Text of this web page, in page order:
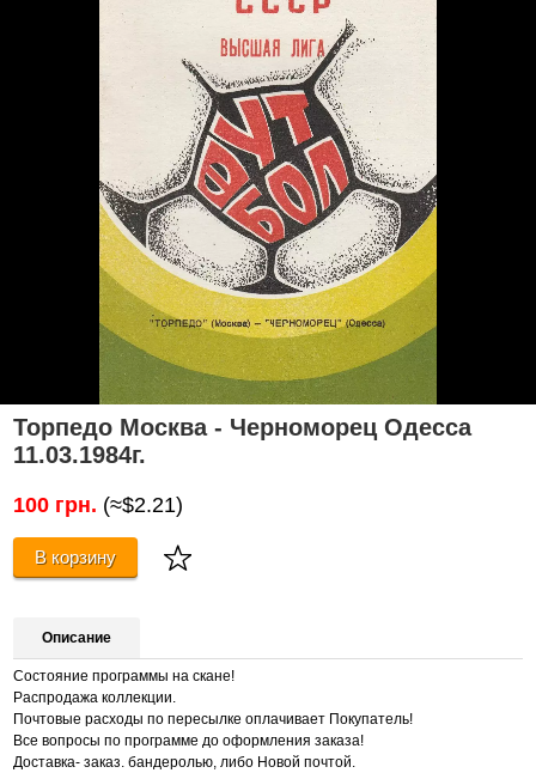
Торпедо Москва - Черноморец Одесса
11.03.1984г.
100 грн. (≈$2.21)
В корзину
Описание
Состояние программы на скане!
Распродажа коллекции.
Почтовые расходы по пересылке оплачивает Покупатель!
Все вопросы по программе до оформления заказа!
Доставка- заказ. бандеролью, либо Новой почтой.